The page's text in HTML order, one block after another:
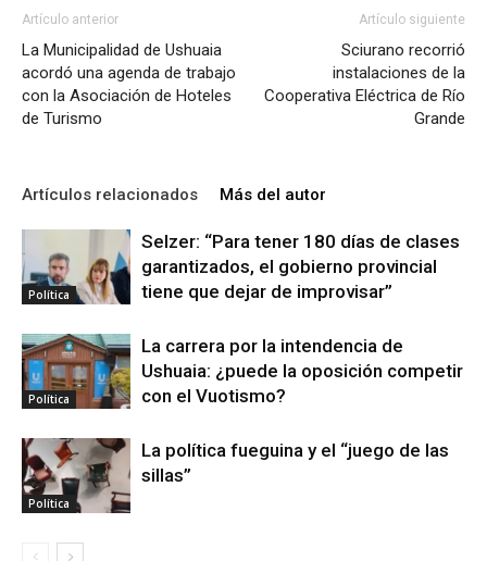
Artículo anterior
La Municipalidad de Ushuaia
acordó una agenda de trabajo
con la Asociación de Hoteles
de Turismo
Artículo siguiente
Sciurano recorrió
instalaciones de la
Cooperativa Eléctrica de Río
Grande
Artículos relacionados Más del autor
Política
Selzer: “Para tener 180 días de clases
garantizados, el gobierno provincial
tiene que dejar de improvisar”
Política
La carrera por la intendencia de
Ushuaia: ¿puede la oposición competir
con el Vuotismo?
Política
La política fueguina y el “juego de las
sillas”